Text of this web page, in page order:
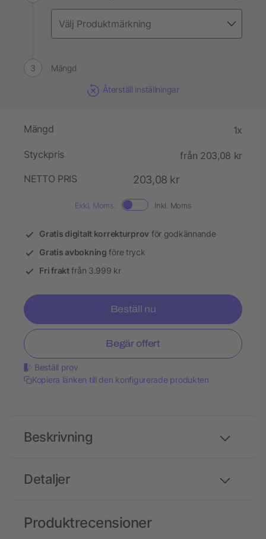
Mängd
Återställ inställningar
Mängd 1x
Styckpris
från 203,08 kr
NETTO PRIS
203,08 kr
Exkl. Moms. Inkl. Moms
Gratis digitalt korrekturprov för godkännande
Gratis avbokning före tryck
Fri fraktfrån 3.999 kr
Beställ nu
Begär offert
Beställ prov
Kopiera länken till den konfigurerade produkten
Detaljer
Beskrivning
Produktrecensioner